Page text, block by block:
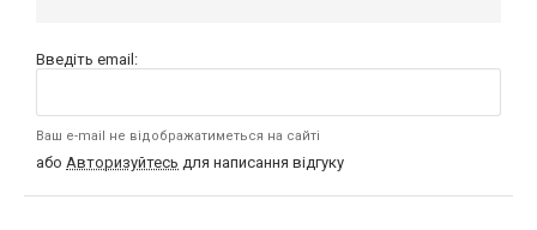
Введіть email:
Ваш e-mail не відображатиметься на сайті
або Авторизуйтесь для написання відгуку